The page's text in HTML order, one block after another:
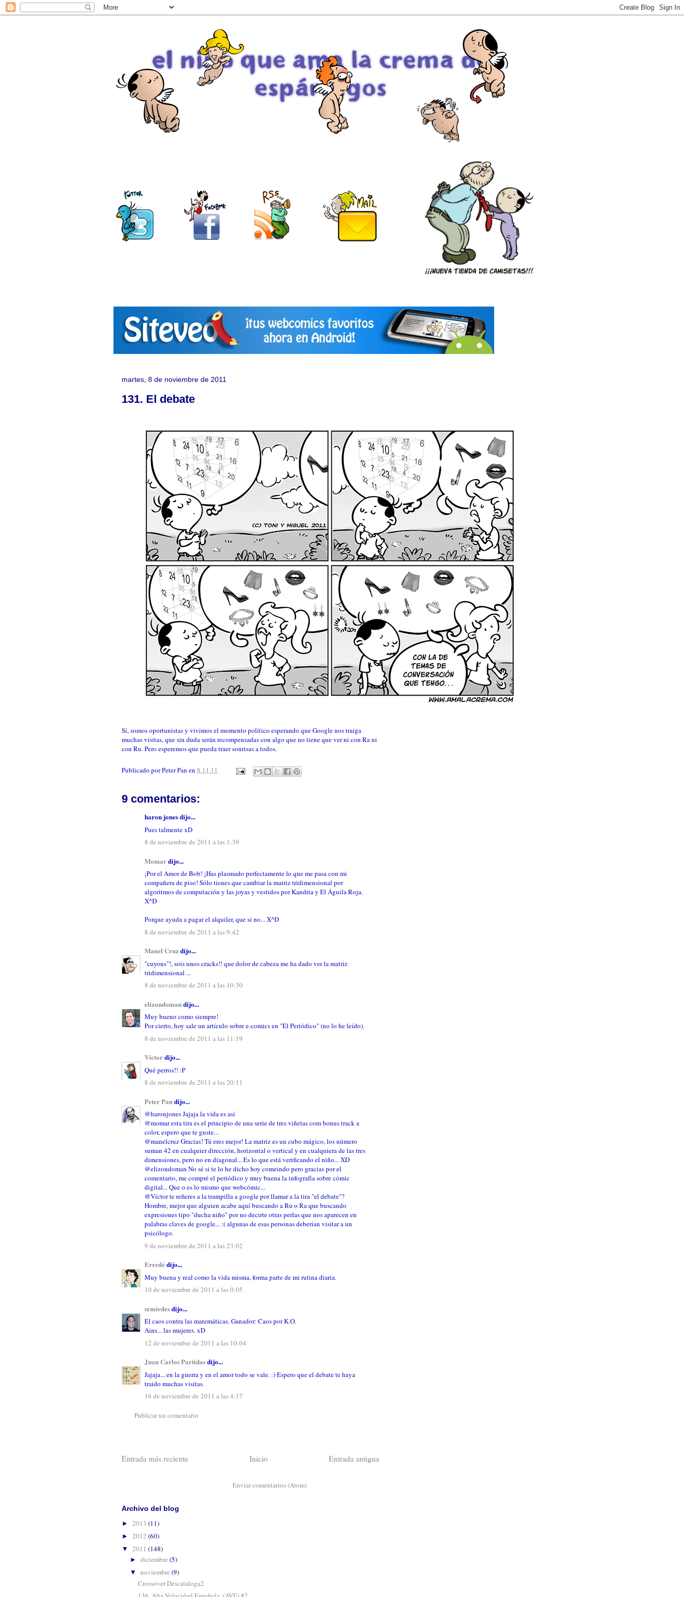
martes, 8 de noviembre de 2011
131. El debate
Sí, somos oportunistas y vivimos el momento político esperando que Google nos traiga
muchas visitas, que sin duda serán recompensadas con algo que no tiene que ver ni con Ra ni
con Ru. Pero esperemos que pueda traer sonrisas a todos.
Publicado porPeter Pan en 8.11.11
9 comentarios:
haron jones dijo...
Pues talmente xD
8 de noviembre de 2011 a las 1:39
Momardijo...
¡Por el Amor de Bob! ¡Has plasmado perfectamente lo que me pasa con mi
compañera de piso! Sólo tienes que cambiar la matriz tridimensional por
algoritmos de computación y las joyas y vestidos por Kandria y El Águila Roja.
X^D
Porque ayuda a pagar el alquiler, que si no... X^D
8 de noviembre de 2011 a las 9:42
Manel Cruzdijo...
"cuyons"!, sois unos cracks!! que dolor de cabeza me ha dado ver la matriz
tridimensional ...
8 de noviembre de 2011 a las 10:30
elizondomandijo...
Muy bueno como siempre!
Por cierto, hoy sale un artículo sobre e-comics en "El Periódico" (no lo he leído).
8 de noviembre de 2011 a las 11:19
Víctordijo...
Qué perros!! :P
8 de noviembre de 2011 a las 20:11
Peter Pandijo...
@haronjones Jajaja la vida es así
@momar esta tira es el principio de una serie de tres viñetas com bonus track a
color, espero que te guste...
@manelcruz Gracias! Tú eres mejor! La matriz es un cubo mágico, los número
suman 42 en cualquier dirección, horizontal o vertical y en cualquiera de las tres
dimensiones, pero no en diagonal... Es lo que está verificando el niño... XD
@elizondoman No sé si te lo he dicho hoy comeindo pero gracias por el
comentario, me compré el periódico y muy buena la infografía sobre cómic
digital... Que o es lo mismo que webcómic...
@Víctor te refieres a la trampilla a google por llamar a la tira "el debate"?
Hombre, mejor que alguien acabe aquí buscando a Ru o Ra que buscando
expresiones tipo "ducha niño" por no decirte otras perlas que nos aparecen en
palabras claves de google... :( algunas de esas personas deberían visitar a un
psicólogo.
9 de noviembre de 2011 a las 23:02
Erredédijo...
Muy buena y real como la vida misma, forma parte de mi rutina diaria.
10 de noviembre de 2011 a las 0:05
srmiedesdijo...
El caos contra las matemáticas. Ganador: Caos por K.O.
Ains... las mujeres. xD
12 de noviembre de 2011 a las 10:04
Juan Carlos Partidasdijo...
Jajaja... en la guerra y en el amor todo se vale. :) Espero que el debate te haya
traido muchas visitas.
16 de noviembre de 2011 a las 4:17
Publicar un comentario
Entrada más reciente Entrada antigua
Inicio
Enviar comentarios (Atom)
Archivo del blog
► 2013 (11)
► 2012 (60)
▼ 2011 (148)
► diciembre (5)
▼ noviembre (9)
Crossover Descataloga2